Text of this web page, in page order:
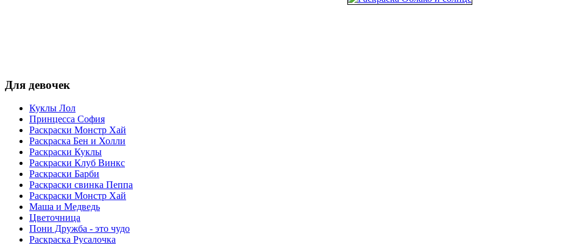
Для девочек
Куклы Лол
Принцесса София
Раскраски Монстр Хай
Раскраска Бен и Холли
Раскраски Куклы
Раскраски Клуб Винкс
Раскраски Барби
Раскраски свинка Пеппа
Раскраски Монстр Хай
Маша и Медведь
Цветочница
Пони Дружба - это чудо
Раскраска Русалочка